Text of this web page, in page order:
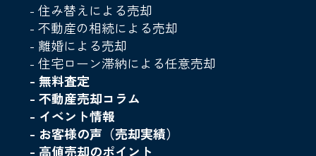
- 住み替えによる売却
- 不動産の相続による売却
- 離婚による売却
- 住宅ローン滞納による任意売却
- 無料査定
- 不動産売却コラム
- イベント情報
- お客様の声（売却実績）
- 高値売却のポイント